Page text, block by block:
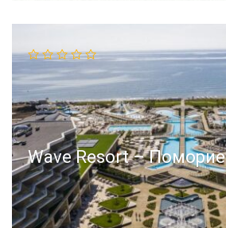
Wave Resort – Поморие